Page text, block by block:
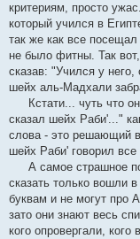
критериям, просто
который учился в
так же как все
не было фитны. Так
сказав: "Учился у
шейх аль-Мадхали
Кстати... чуть что
сказал шейх Раби'..."
слова - это решающий
шейх Раби' говорил
А самое страшное
сказать только вошли
буквам и не могут про
зато они знают весь
кого опровергали,